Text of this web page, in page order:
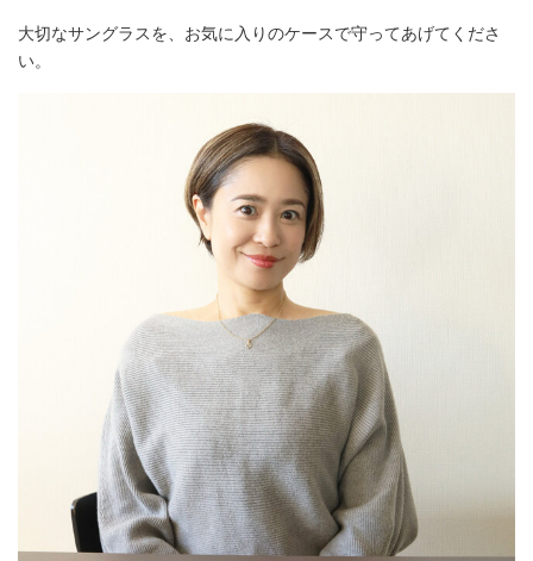
大切なサングラスを、お気に入りのケースで守ってあげてくださ
い。